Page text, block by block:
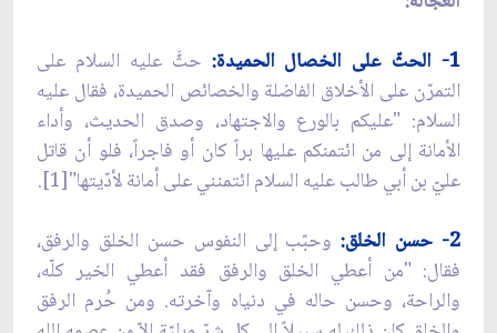
1- الحثّ على الخصال الحميدة:
حثَّ عليه السلام على
التمرّن على الأخلاق الفاضلة والخصائص الحميدة، فقال عليه
السلام: "عليكم بالورع والاجتهاد، وصدق الحديث، وأداء
الأمانة إلى من ائتمنكم عليها براً كان أو فاجراً، فلو أن قاتل
عليّ بن أبي طالب عليه السلام ائتمنني على أمانة لأدّيتها"[1].
2- حسن الخلق:
وحبّب إلى النفوس حسن الخلق والرفق،
فقال: "من أعطي الخلق والرفق فقد أعطي الخير كلّه،
والراحة، وحسن حاله في دنياه وآخرته. ومن حُرم الرفق